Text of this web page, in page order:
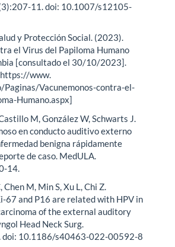
11. doi: 10.1007/s12105-
y Protección Social. (2023).
el Virus del Papiloma Humano
[consultado el 30/10/2023].
www.
Paginas/Vacunemonos-contra-el-
Humano.aspx]
M, González W, Schwarts J.
en conducto auditivo externo
benigna rápidamente
de caso. MedULA.
14.
Chen M, Min S, Xu L, Chi Z.
67 and P16 are related with HPV in
of the external auditory
Head Neck Surg.
doi: 10.1186/s40463-022-00592-8